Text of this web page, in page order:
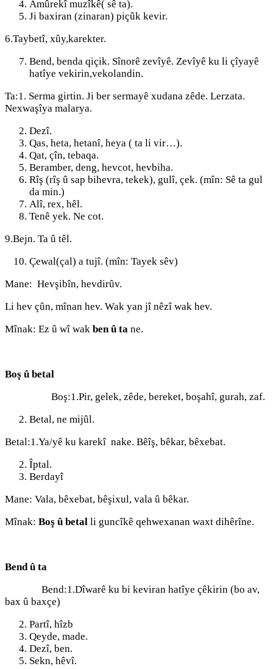
Amûrekî muzîkê( sê ta).
Ji baxiran (zinaran) piçûk kevir.
6.Taybetî, xûy,karekter.
Bend, benda qiçik. Sînorê zevîyê. Zevîyê ku li çîyayê
hatîye vekirin,vekolandin.
Ta:1. Serma girtin. Ji ber sermayê xudana zêde. Lerzata.
Nexwaşîya malarya.
Dezî.
Qas, heta, hetanî, heya ( ta li vir…).
Qat, çîn, tebaqa.
Beramber, deng, hevcot, hevbiha.
Rîş (rîş û sap bihevra, tekek), gulî, çek. (mîn: Sê ta gul
da min.)
Alî, rex, hêl.
Tenê yek. Ne cot.
9.Bejn. Ta û têl.
Çewal(çal) a tujî. (mîn: Tayek sêv)
Mane: Hevşibîn, hevdirûv.
Li hev çûn, mînan hev. Wak yan jî nêzî wak hev.
Mînak: Ez û wî wak ben û ta ne.
Boş û betal
Boş:1.Pir, gelek, zêde, bereket, boşahî, gurah, zaf.
Betal, ne mijûl.
Betal:1.Ya/yê ku karekî nake. Bêîş, bêkar, bêxebat.
Îptal.
Berdayî
Mane: Vala, bêxebat, bêşixul, vala û bêkar.
Mînak: Boş û betal li guncîkê qehwexanan waxt dihêrîne.
Bend û ta
Bend:1.Dîwarê ku bi keviran hatîye çêkirin (bo av,
bax û baxçe)
Partî, hîzb
Qeyde, made.
Dezî, ben.
Sekn, hêvî.